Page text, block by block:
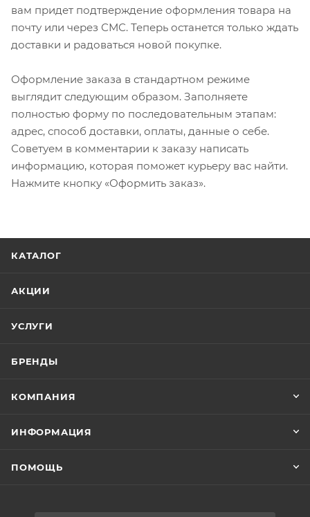
вам придет подтверждение оформления товара на
почту или через СМС. Теперь останется только ждать
доставки и радоваться новой покупке.
Оформление заказа в стандартном режиме
выглядит следующим образом. Заполняете
полностью форму по последовательным этапам:
адрес, способ доставки, оплаты, данные о себе.
Советуем в комментарии к заказу написать
информацию, которая поможет курьеру вас найти.
Нажмите кнопку «Оформить заказ».
КАТАЛОГ
АКЦИИ
УСЛУГИ
БРЕНДЫ
КОМПАНИЯ
ИНФОРМАЦИЯ
ПОМОЩЬ